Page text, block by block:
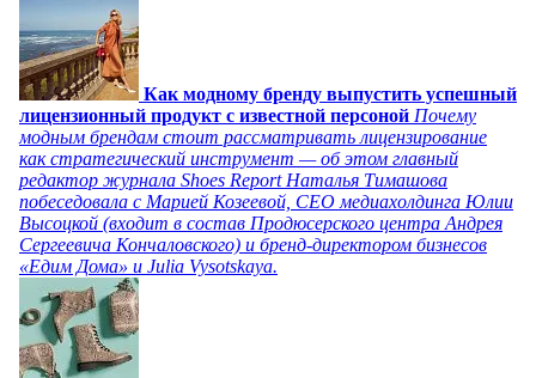
Как модному бренду выпустить успешный
лицензионный продукт с известной персоной Почему
модным брендам стоит рассматривать лицензирование
как стратегический инструмент — об этом главный
редактор журнала Shoes Report Наталья Тимашова
побеседовала с Марией Козеевой, СЕО медиахолдинга Юлии
Высоцкой (входит в состав Продюсерского центра Андрея
Сергеевича Кончаловского) и бренд-директором бизнесов
«Едим Дома» и Julia Vysotskaya.